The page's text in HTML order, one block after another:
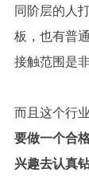
同阶层的人
板，也有普
接触范围是
而且这个行
要做一个合
兴趣去认真